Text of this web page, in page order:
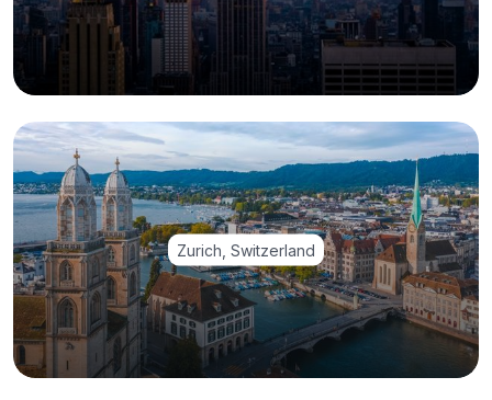
Zurich, Switzerland